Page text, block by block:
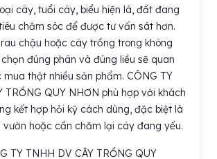
cây, tuổi cây, biểu hiện lá, đất đang
chăm sóc để được tư vấn sát hơn.
chậu hoặc cây trồng trong không
đúng phân và đúng liều sẽ quan
thật nhiều sản phẩm. CÔNG TY
TRỒNG QUY NHƠN phù hợp với khách
kết hợp hỏi kỹ cách dùng, đặc biệt là
hoặc cần chăm lại cây đang yếu.
TY TNHH DV CÂY TRỒNG QUY